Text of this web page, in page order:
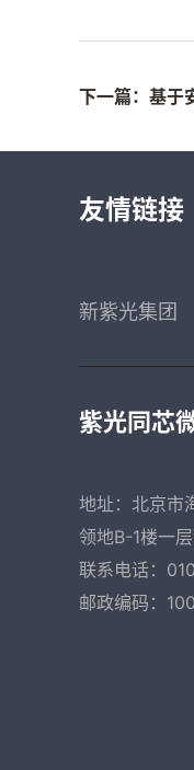
下一篇：基于
友情链接
新紫光集团
紫光同芯
地址：北京市
领地B-1楼一
联系电话：
邮政编码：